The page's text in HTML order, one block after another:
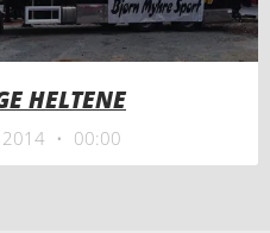
HELTENE
00:00